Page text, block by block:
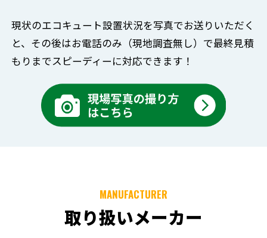
現状のエコキュート設置状況を写真でお送りいただく
と、 その後はお電話のみ（現地調査無し）で最終見積
もりまでスピーディーに対応できます！
MANUFACTURER
取り扱いメーカー